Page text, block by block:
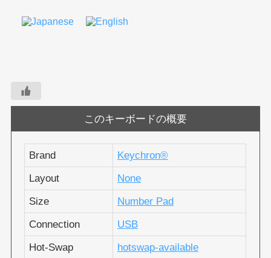
このキーボードの概要
Brand
Keychron®︎
Layout
None
Size
Number Pad
Connection
USB
Hot-Swap
hotswap-available